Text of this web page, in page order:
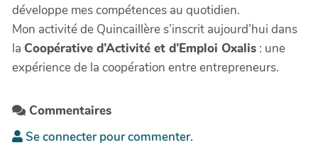
développe mes compétences au quotidien.
Mon activité de Quincaillère s’inscrit aujourd’hui dans
la Coopérative d’Activité et d’Emploi Oxalis : une
expérience de la coopération entre entrepreneurs.
Commentaires
Se connecter pour commenter.